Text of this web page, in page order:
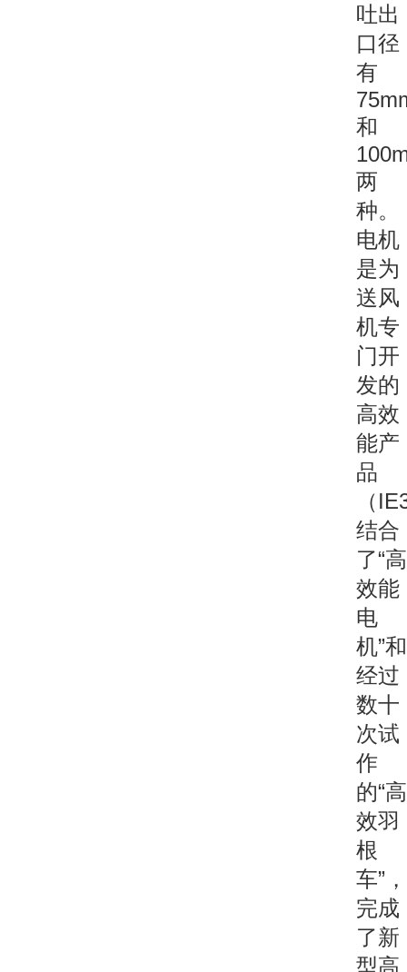
吐出
口径
有
和
两
种。
电机
是为
送风
机专
门开
发的
高效
能产
品
（
结合
了“高
效能
电
机”和
经过
数十
次试
作
的“高
效羽
根
车”，
完成
了新
型高